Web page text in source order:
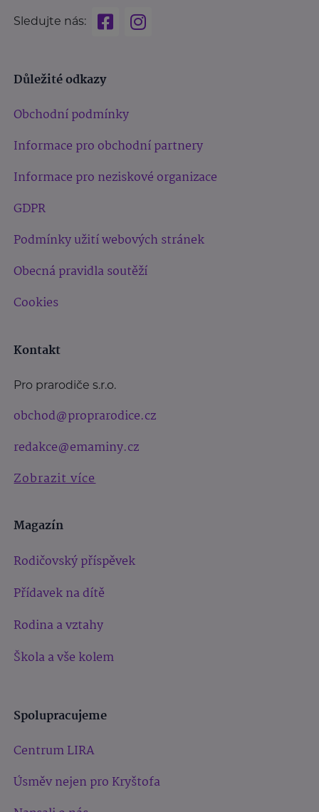
Sledujte nás:
Důležité odkazy
Obchodní podmínky
Informace pro obchodní partnery
Informace pro neziskové organizace
GDPR
Podmínky užití webových stránek
Obecná pravidla soutěží
Cookies
Kontakt
Pro prarodiče s.r.o.
obchod@proprarodice.cz
redakce@emaminy.cz
Zobrazit více
Magazín
Rodičovský příspěvek
Přídavek na dítě
Rodina a vztahy
Škola a vše kolem
Spolupracujeme
Centrum LIRA
Úsměv nejen pro Kryštofa